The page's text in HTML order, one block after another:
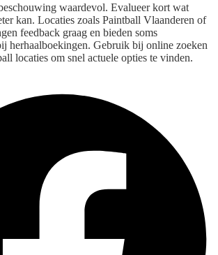
waardevol. Evalueer kort wat
kan. Locaties zoals Paintball Vlaanderen of
feedback graag en bieden soms
herhaalboekingen. Gebruik bij online zoeken
locaties om snel actuele opties te vinden.